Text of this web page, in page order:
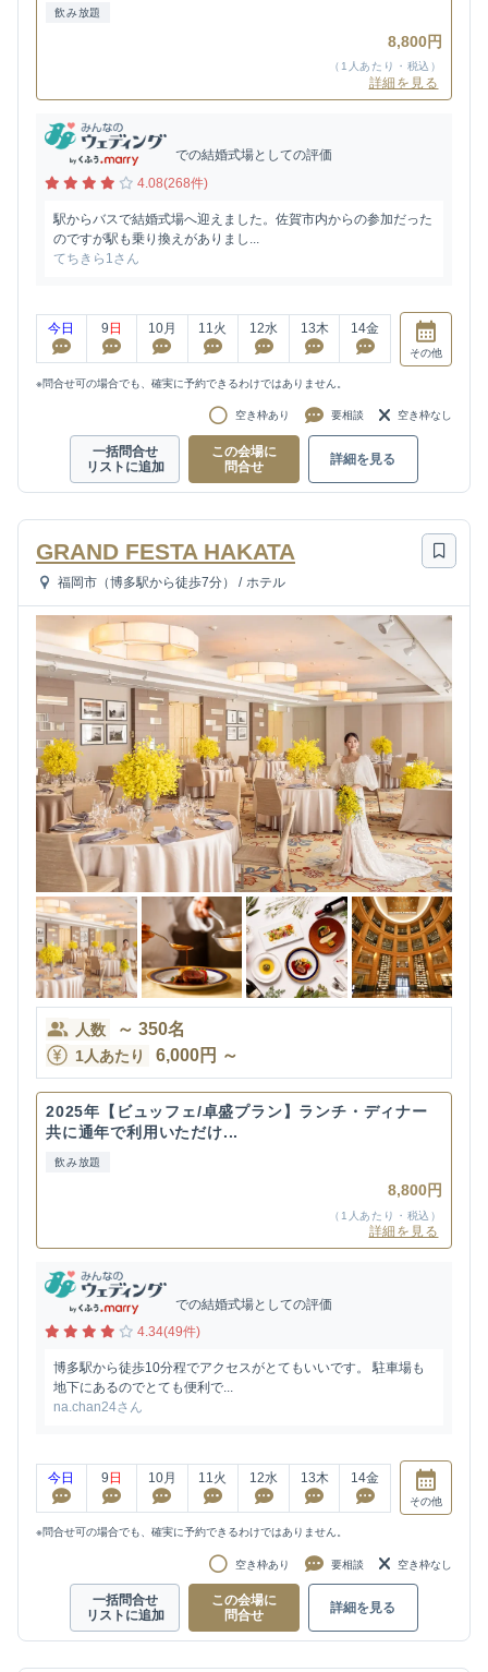
飲み放題
8,800円
（1人あたり・税込）
詳細を見る
での結婚式場としての評価
4.08(268件)
駅からバスで結婚式場へ迎えました。佐賀市内からの参加だった
のですが駅も乗り換えがありまし...
てちきら1さん
今日 9 日 10月 11火 12水 13木 14金
その他
※問合せ可の場合でも、確実に予約できるわけではありません。
空き枠あり 要相談 空き枠なし
一括問合せ
リストに追加
この会場に
問合せ
詳細を見る
GRAND FESTA HAKATA
福岡市（博多駅から徒歩7分） / ホテル
人数 ～ 350名
1人あたり 6,000円 ～
2025年【ビュッフェ/卓盛プラン】ランチ・ディナー
共に通年で利用いただけ...
飲み放題
8,800円
（1人あたり・税込）
詳細を見る
での結婚式場としての評価
4.34(49件)
博多駅から徒歩10分程でアクセスがとてもいいです。 駐車場も
地下にあるのでとても便利で...
na.chan24さん
今日 9 日 10月 11火 12水 13木 14金
その他
※問合せ可の場合でも、確実に予約できるわけではありません。
空き枠あり 要相談 空き枠なし
一括問合せ
リストに追加
この会場に
問合せ
詳細を見る